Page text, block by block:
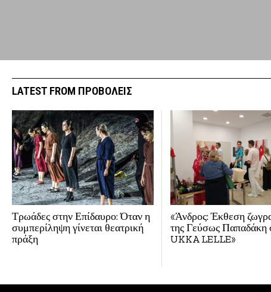
LATEST FROM ΠΡΟΒΟΛΕΙΣ
Τρωάδες στην Επίδαυρο: Όταν η
συμπερίληψη γίνεται θεατρική
πράξη
«Άνδρος: Έκθεση
της Γεύσως Παπαδάκη
UKKA LELLE»